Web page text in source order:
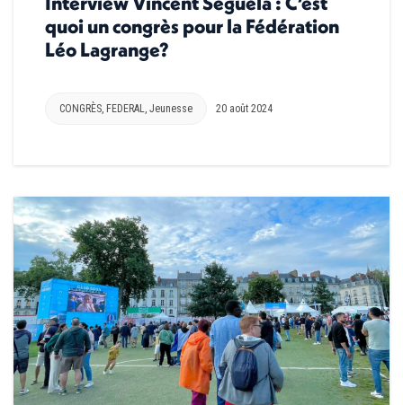
quoi un congrès pour la Fédération
Léo Lagrange?
CONGRÈS, FEDERAL, Jeunesse 20 août 2024